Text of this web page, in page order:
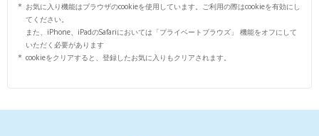
お気に入り機能はブラウザのcookieを使用しています。ご利用の際はcookieを有効にし
てください。
また、iPhone、iPadのSafariにおいては「プライベートブラウズ」 機能をオフにして
いただく必要があります
cookieをクリアすると、登録したお気に入りもクリアされます。